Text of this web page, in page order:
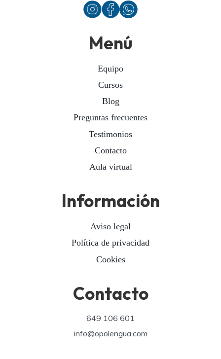
Menú
Equipo
Cursos
Blog
Preguntas frecuentes
Testimonios
Contacto
Aula virtual
Información
Aviso legal
Política de privacidad
Cookies
Contacto
649 106 601
info@opolengua.com